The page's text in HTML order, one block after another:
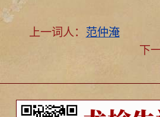
上一词人：
范仲淹
下